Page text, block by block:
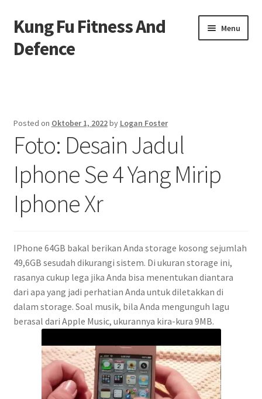
Skip
to
navigation
Skip
to
content
Kung Fu Fitness And
Defence
Menu
Contact us
Privacy Policy
Posted on Oktober 1, 2022by Logan Foster
Foto: Desain Jadul
Iphone Se 4 Yang Mirip
Iphone Xr
IPhone 64GB bakal berikan Anda storage kosong sejumlah
49,6GB sesudah dikurangi sistem. Di ukuran storage ini,
rasanya cukup lega jika Anda bisa menentukan diantara
dari apa yang jadi perhatian Anda untuk diletakkan di
dalam storage. Soal musik, bila Anda mengunguh lagu
berasal dari Apple Music, ukurannya kira-kura 9MB.